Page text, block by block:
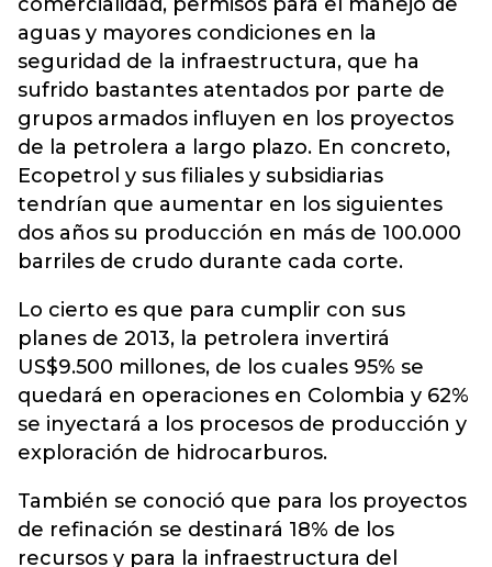
aguas y mayores condiciones en la
seguridad de la infraestructura, que ha
sufrido bastantes atentados por parte de
grupos armados influyen en los proyectos
de la petrolera a largo plazo. En concreto,
Ecopetrol y sus filiales y subsidiarias
tendrían que aumentar en los siguientes
dos años su producción en más de 100.000
barriles de crudo durante cada corte.
Lo cierto es que para cumplir con sus
planes de 2013, la petrolera invertirá
US$9.500 millones, de los cuales 95% se
quedará en operaciones en Colombia y 62%
se inyectará a los procesos de producción y
exploración de hidrocarburos.
También se conoció que para los proyectos
de refinación se destinará 18% de los
recursos y para la infraestructura del